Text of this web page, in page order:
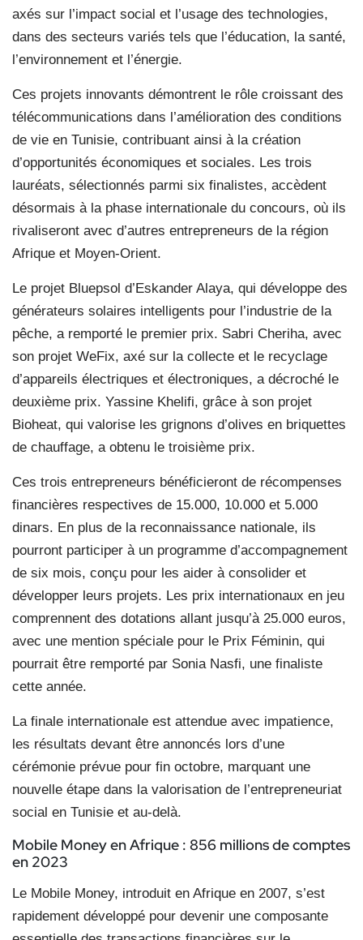
axés sur l’impact social et l’usage des technologies,
dans des secteurs variés tels que l’éducation, la santé,
l’environnement et l’énergie.
Ces projets innovants démontrent le rôle croissant des
télécommunications dans l’amélioration des conditions
de vie en Tunisie, contribuant ainsi à la création
d’opportunités économiques et sociales. Les trois
lauréats, sélectionnés parmi six finalistes, accèdent
désormais à la phase internationale du concours, où ils
rivaliseront avec d’autres entrepreneurs de la région
Afrique et Moyen-Orient.
Le projet Bluepsol d’Eskander Alaya, qui développe des
générateurs solaires intelligents pour l’industrie de la
pêche, a remporté le premier prix. Sabri Cheriha, avec
son projet WeFix, axé sur la collecte et le recyclage
d’appareils électriques et électroniques, a décroché le
deuxième prix. Yassine Khelifi, grâce à son projet
Bioheat, qui valorise les grignons d’olives en briquettes
de chauffage, a obtenu le troisième prix.
Ces trois entrepreneurs bénéficieront de récompenses
financières respectives de 15.000, 10.000 et 5.000
dinars. En plus de la reconnaissance nationale, ils
pourront participer à un programme d’accompagnement
de six mois, conçu pour les aider à consolider et
développer leurs projets. Les prix internationaux en jeu
comprennent des dotations allant jusqu’à 25.000 euros,
avec une mention spéciale pour le Prix Féminin, qui
pourrait être remporté par Sonia Nasfi, une finaliste
cette année.
La finale internationale est attendue avec impatience,
les résultats devant être annoncés lors d’une
cérémonie prévue pour fin octobre, marquant une
nouvelle étape dans la valorisation de l’entrepreneuriat
social en Tunisie et au-delà.
Mobile Money en Afrique : 856 millions de comptes
en 2023
Le Mobile Money, introduit en Afrique en 2007, s’est
rapidement développé pour devenir une composante